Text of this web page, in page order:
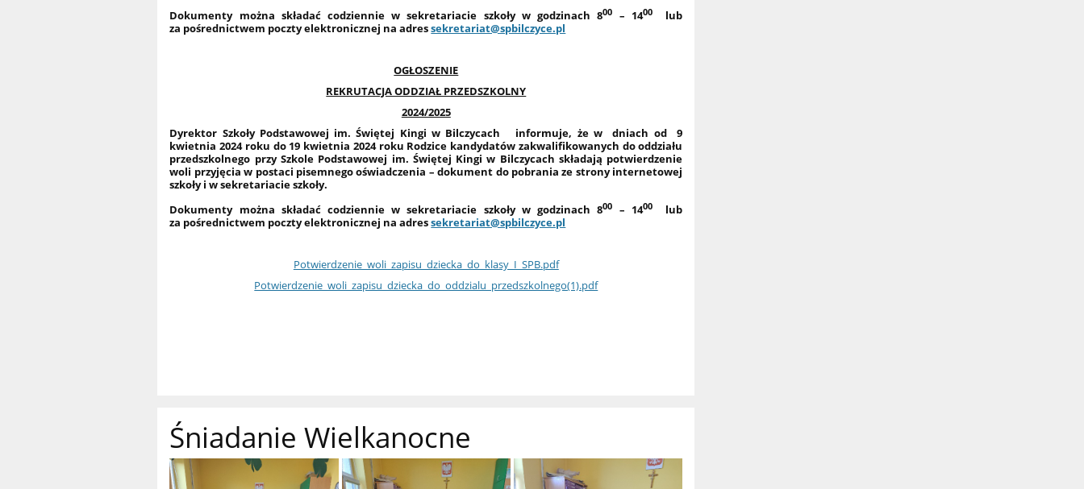
Dokumenty można składać codziennie w sekretariacie szkoły w godzinach 800 – 1400lub
za pośrednictwem poczty elektronicznej na adressekretariat@spbilczyce.pl
OGŁOSZENIE
REKRUTACJA ODDZIAŁ PRZEDSZKOLNY
2024/2025
Dyrektor Szkoły Podstawowej im. Świętej Kingi w Bilczycach informuje, że w dniach od 9
kwietnia 2024 roku do 19 kwietnia 2024 roku Rodzice kandydatów zakwalifikowanych do oddziału
przedszkolnego przy Szkole Podstawowej im. Świętej Kingi w Bilczycach składają potwierdzenie
woli przyjęcia w postaci pisemnego oświadczenia – dokument do pobrania ze strony internetowej
szkoły i w sekretariacie szkoły.
Dokumenty można składać codziennie w sekretariacie szkoły w godzinach 800 – 1400
lub
za pośrednictwem poczty elektronicznej na adressekretariat@spbilczyce.pl
Potwierdzenie_woli_zapisu_dziecka_do_klasy_I_SPB.pdf
Potwierdzenie_woli_zapisu_dziecka_do_oddzialu_przedszkolnego(1).pdf
Śniadanie Wielkanocne